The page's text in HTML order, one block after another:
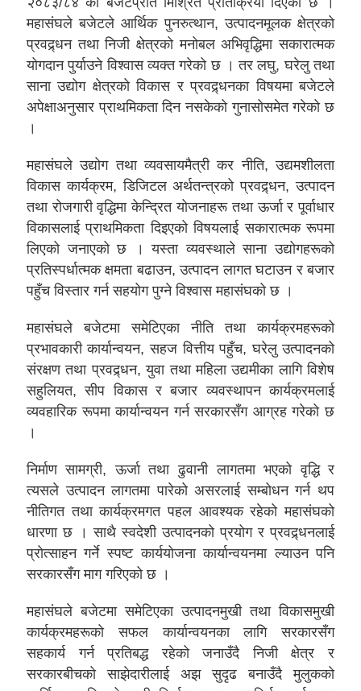
महासंघले बजेटले आर्थिक पुनरुत्थान, उत्पादनमूलक क्षेत्रको
प्रवद्र्धन तथा निजी क्षेत्रको मनोबल अभिवृद्धिमा सकारात्मक
योगदान पुर्याउने विश्वास व्यक्त गरेको छ । तर लघु, घरेलु तथा
साना उद्योग क्षेत्रको विकास र प्रवद्र्धनका विषयमा बजेटले
अपेक्षाअनुसार प्राथमिकता दिन नसकेको गुनासोसमेत गरेको छ
।
महासंघले उद्योग तथा व्यवसायमैत्री कर नीति, उद्यमशीलता
विकास कार्यक्रम, डिजिटल अर्थतन्त्रको प्रवद्र्धन, उत्पादन
तथा रोजगारी वृद्धिमा केन्द्रित योजनाहरू तथा ऊर्जा र पूर्वाधार
विकासलाई प्राथमिकता दिइएको विषयलाई सकारात्मक रूपमा
लिएको जनाएको छ । यस्ता व्यवस्थाले साना उद्योगहरूको
प्रतिस्पर्धात्मक क्षमता बढाउन, उत्पादन लागत घटाउन र बजार
पहुँच विस्तार गर्न सहयोग पुग्ने विश्वास महासंघको छ ।
महासंघले बजेटमा समेटिएका नीति तथा कार्यक्रमहरूको
प्रभावकारी कार्यान्वयन, सहज वित्तीय पहुँच, घरेलु उत्पादनको
संरक्षण तथा प्रवद्र्धन, युवा तथा महिला उद्यमीका लागि विशेष
सहुलियत, सीप विकास र बजार व्यवस्थापन कार्यक्रमलाई
व्यवहारिक रूपमा कार्यान्वयन गर्न सरकारसँग आग्रह गरेको छ
।
निर्माण सामग्री, ऊर्जा तथा ढुवानी लागतमा भएको वृद्धि र
त्यसले उत्पादन लागतमा पारेको असरलाई सम्बोधन गर्न थप
नीतिगत तथा कार्यक्रमगत पहल आवश्यक रहेको महासंघको
धारणा छ । साथै स्वदेशी उत्पादनको प्रयोग र प्रवद्र्धनलाई
प्रोत्साहन गर्ने स्पष्ट कार्ययोजना कार्यान्वयनमा ल्याउन पनि
सरकारसँग माग गरिएको छ ।
महासंघले बजेटमा समेटिएका उत्पादनमुखी तथा विकासमुखी
कार्यक्रमहरूको सफल कार्यान्वयनका लागि सरकारसँग
सहकार्य गर्न प्रतिबद्ध रहेको जनाउँदै निजी क्षेत्र र
सरकारबीचको साझेदारीलाई अझ सुदृढ बनाउँदै मुलुकको